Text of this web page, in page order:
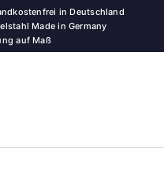
in Deutschland
Made in Germany
auf Maß